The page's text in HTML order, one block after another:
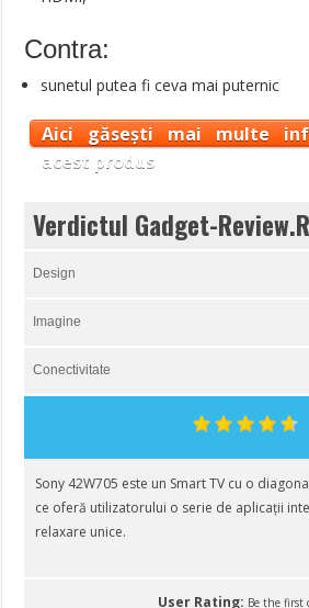
Contra:
sunetul putea fi ceva mai puternic
Aici găsești mai multe
acest produs
Verdictul Gadget-
Design
Imagine
Conectivitate
Sony 42W705 este un Smart TV cu o
ce oferă utilizatorului o serie de aplicații
relaxare unice.
User Rating: Be the first